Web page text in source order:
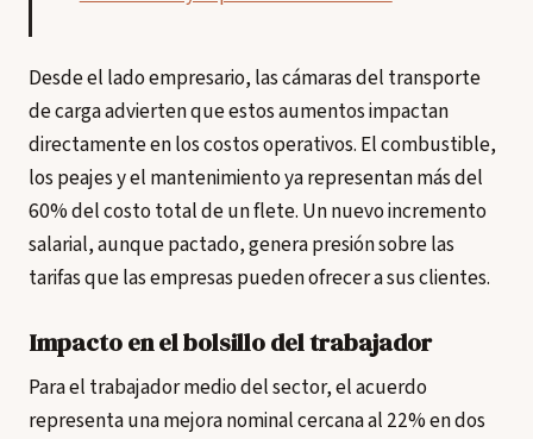
Desde el lado empresario, las cámaras del transporte
de carga advierten que estos aumentos impactan
directamente en los costos operativos. El combustible,
los peajes y el mantenimiento ya representan más del
60% del costo total de un flete. Un nuevo incremento
salarial, aunque pactado, genera presión sobre las
tarifas que las empresas pueden ofrecer a sus clientes.
Impacto en el bolsillo del trabajador
Para el trabajador medio del sector, el acuerdo
representa una mejora nominal cercana al 22% en dos